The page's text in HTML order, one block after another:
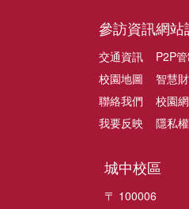
參訪資訊
交通資訊
校園地圖
聯絡我們
我要反映
網站
P2P
智慧
校園
隱私
城中校區
〒 100006